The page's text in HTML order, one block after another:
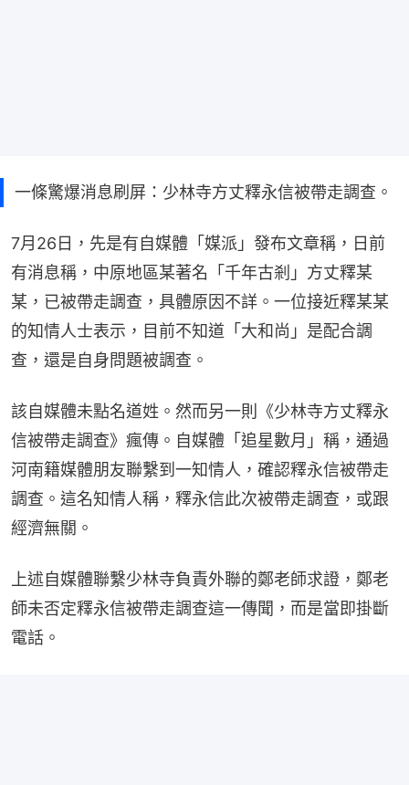
一條驚爆消息刷屏：少林寺方丈釋永信被帶走調查。
7月26日，先是有自媒體「媒派」發布文章稱，日前
有消息稱，中原地區某著名「千年古剎」方丈釋某
某，已被帶走調查，具體原因不詳。一位接近釋某某
的知情人士表示，目前不知道「大和尚」是配合調
查，還是自身問題被調查。
該自媒體未點名道姓。然而另一則《少林寺方丈釋永
信被帶走調查》瘋傳。自媒體「追星數月」稱，通過
河南籍媒體朋友聯繫到一知情人，確認釋永信被帶走
調查。這名知情人稱，釋永信此次被帶走調查，或跟
經濟無關。
上述自媒體聯繫少林寺負責外聯的鄭老師求證，鄭老
師未否定釋永信被帶走調查這一傳聞，而是當即掛斷
電話。